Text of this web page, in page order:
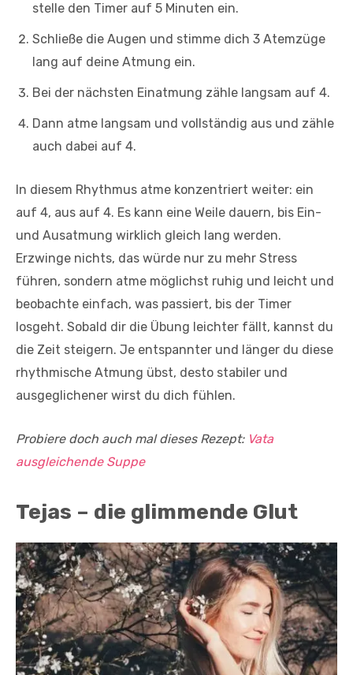
stelle den Timer auf 5 Minuten ein.
Schließe die Augen und stimme dich 3 Atemzüge
lang auf deine Atmung ein.
Bei der nächsten Einatmung zähle langsam auf 4.
Dann atme langsam und vollständig aus und zähle
auch dabei auf 4.
In diesem Rhythmus atme konzentriert weiter: ein
auf 4, aus auf 4. Es kann eine Weile dauern, bis Ein-
und Ausatmung wirklich gleich lang werden.
Erzwinge nichts, das würde nur zu mehr Stress
führen, sondern atme möglichst ruhig und leicht und
beobachte einfach, was passiert, bis der Timer
losgeht. Sobald dir die Übung leichter fällt, kannst du
die Zeit steigern. Je entspannter und länger du diese
rhythmische Atmung übst, desto stabiler und
ausgeglichener wirst du dich fühlen.
Probiere doch auch mal dieses Rezept: Vata
ausgleichende Suppe
Tejas – die glimmende Glut